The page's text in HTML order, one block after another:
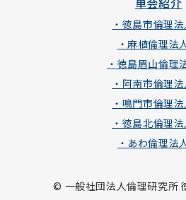
・徳島市倫理
・麻植倫理法
・徳島眉山倫理
・阿南市倫理
・鳴門市倫理
・徳島北倫理
・あわ倫理法
© 一般社団法人倫理研究所